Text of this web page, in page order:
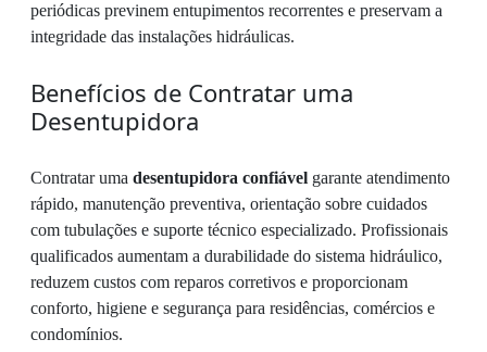
periódicas previnem entupimentos recorrentes e preservam a
integridade das instalações hidráulicas.
Benefícios de Contratar uma
Desentupidora
Contratar uma desentupidora confiável garante atendimento
rápido, manutenção preventiva, orientação sobre cuidados
com tubulações e suporte técnico especializado. Profissionais
qualificados aumentam a durabilidade do sistema hidráulico,
reduzem custos com reparos corretivos e proporcionam
conforto, higiene e segurança para residências, comércios e
condomínios.